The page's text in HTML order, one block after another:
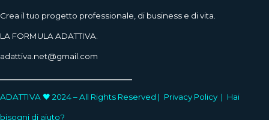
Crea il tuo progetto professionale, di business e di vita.
LA FORMULA ADATTIVA.
adattiva.net@gmail.com
ADATTIVA 🖤 2024 – All Rights Reserved | Privacy Policy | Hai
bisogni di aiuto?